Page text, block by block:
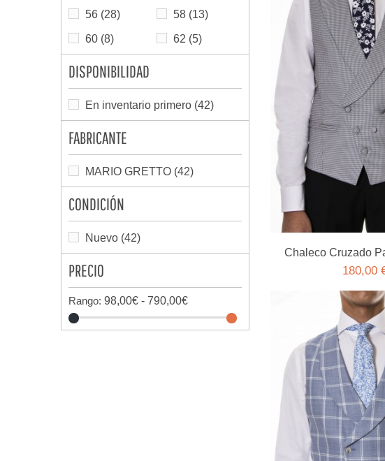
56 (28) 58(13)
60 (8) 62 (5)
DISPONIBILIDAD
En inventario primero (42)
FABRICANTE
MARIO GRETTO (42)
CONDICIÓN
Nuevo (42)
PRECIO
Rango: 98,00€ - 790,00€
Chaleco Cruzado
180,00